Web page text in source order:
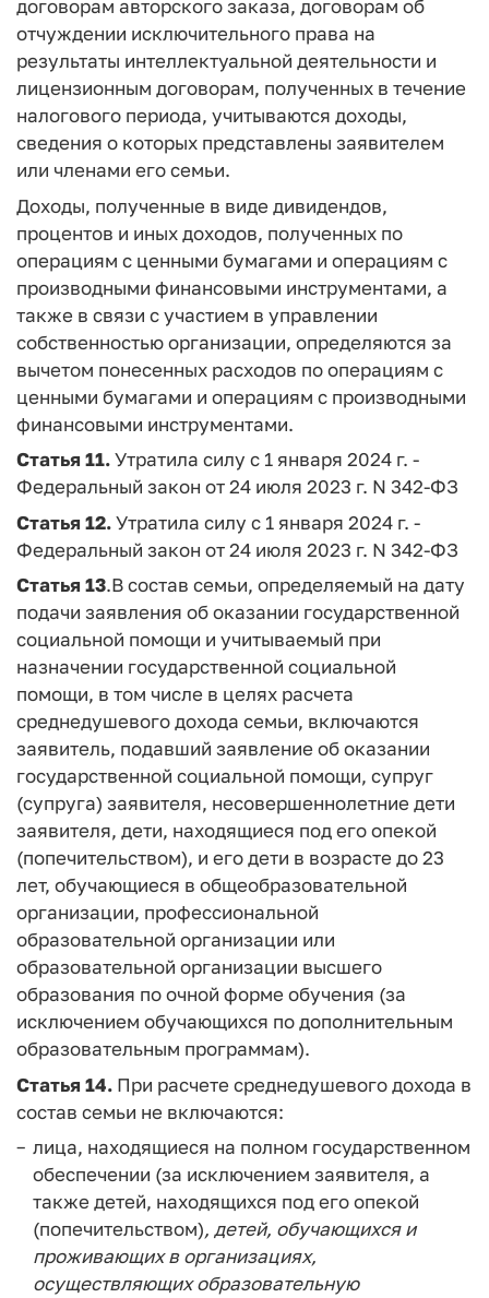
договорам авторского заказа, договорам об
отчуждении исключительного права на
результаты интеллектуальной деятельности и
лицензионным договорам, полученных в течение
налогового периода, учитываются доходы,
сведения о которых представлены заявителем
или членами его семьи.
Доходы, полученные в виде дивидендов,
процентов и иных доходов, полученных по
операциям с ценными бумагами и операциям с
производными финансовыми инструментами, а
также в связи с участием в управлении
собственностью организации, определяются за
вычетом понесенных расходов по операциям с
ценными бумагами и операциям с производными
финансовыми инструментами.
Статья 11.Утратила силу с 1 января 2024 г. -
Федеральный закон от 24 июля 2023 г. N 342-ФЗ
Статья 12.Утратила силу с 1 января 2024 г. -
Федеральный закон от 24 июля 2023 г. N 342-ФЗ
Статья 13.В состав семьи, определяемый на дату
подачи заявления об оказании государственной
социальной помощи и учитываемый при
назначении государственной социальной
помощи, в том числе в целях расчета
среднедушевого дохода семьи, включаются
заявитель, подавший заявление об оказании
государственной социальной помощи, супруг
(супруга) заявителя, несовершеннолетние дети
заявителя, дети, находящиеся под его опекой
(попечительством), и его дети в возрасте до 23
лет, обучающиеся в общеобразовательной
организации, профессиональной
образовательной организации или
образовательной организации высшего
образования по очной форме обучения (за
исключением обучающихся по дополнительным
образовательным программам).
Статья 14. При расчете среднедушевого дохода в
состав семьи не включаются:
лица, находящиеся на полном государственном
обеспечении (за исключением заявителя, а
также детей, находящихся под его опекой
(попечительством), детей, обучающихся и
проживающих в организациях,
осуществляющих образовательную